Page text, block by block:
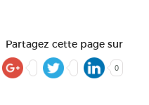
Partagez cette page sur
0